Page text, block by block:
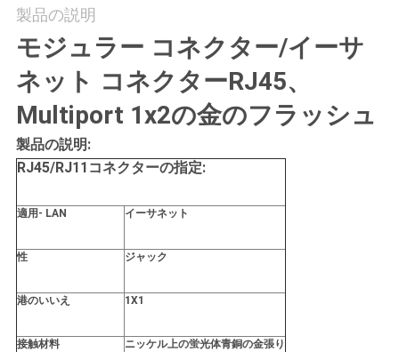
な
さ
い
VR
SHOW
PRIVACY
製品の説明
モジュラー コネクター/イーサ
ネット コネクターRJ45、
Multiport 1x2の金のフラッシュ
製品の説明:
RJ45/RJ11コネクターの指定:
適用- LAN イーサネット
性 ジャック
港のいいえ 1X1
接触材料 ニッケル上の蛍光体青銅の金張り